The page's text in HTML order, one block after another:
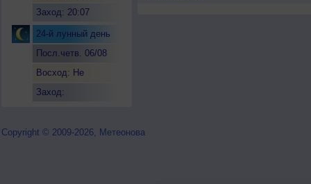
Заход: 20:07
24-й лунный день
Посл.четв. 06/08
Восход: Не
Заход:
Copyright © 2009-2026, Метеонова